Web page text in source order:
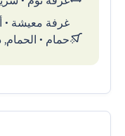
غرفة معيشة •
حمام •